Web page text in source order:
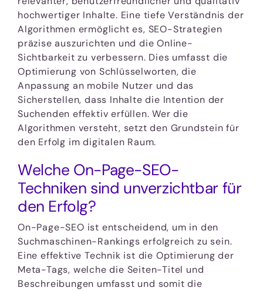
hochwertiger Inhalte. Eine tiefe Verständnis der
Algorithmen ermöglicht es, SEO-Strategien
präzise auszurichten und die Online-
Sichtbarkeit zu verbessern. Dies umfasst die
Optimierung von Schlüsselworten, die
Anpassung an mobile Nutzer und das
Sicherstellen, dass Inhalte die Intention der
Suchenden effektiv erfüllen. Wer die
Algorithmen versteht, setzt den Grundstein für
den Erfolg im digitalen Raum.
Welche On-Page-SEO-
Techniken sind unverzichtbar für
den Erfolg?
On-Page-SEO ist entscheidend, um in den
Suchmaschinen-Rankings erfolgreich zu sein.
Eine effektive Technik ist die Optimierung der
Meta-Tags, welche die Seiten-Titel und
Beschreibungen umfasst und somit die